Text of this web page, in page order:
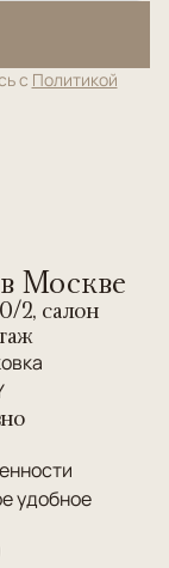
с Политикой
Москве
2, салон
удобное